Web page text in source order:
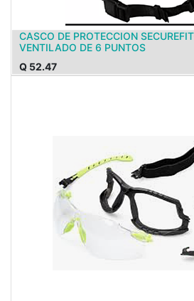
CASCO DE PROTECCION
VENTILADO DE 6 PUNTOS
Q 52.47